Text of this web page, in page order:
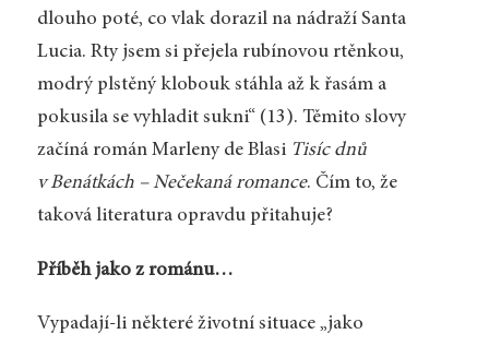
dlouho poté, co vlak dorazil na nádraží Santa
Lucia. Rty jsem si přejela rubínovou rtěnkou,
modrý plstěný klobouk stáhla až k řasám a
pokusila se vyhladit sukni“ (13). Těmito slovy
začíná román Marleny de Blasi Tisíc dnů
v Benátkách – Nečekaná romance. Čím to, že
taková literatura opravdu přitahuje?
Příběh jako z románu…
Vypadají-li některé životní situace „jako